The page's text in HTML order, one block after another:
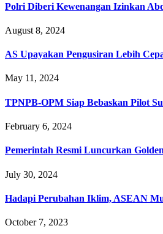
Polri Diberi Kewenangan Izinkan
August 8, 2024
AS Upayakan Pengusiran Lebih
May 11, 2024
TPNPB-OPM Siap Bebaskan Pilot
February 6, 2024
Pemerintah Resmi Luncurkan
July 30, 2024
Hadapi Perubahan Iklim, ASEAN
October 7, 2023